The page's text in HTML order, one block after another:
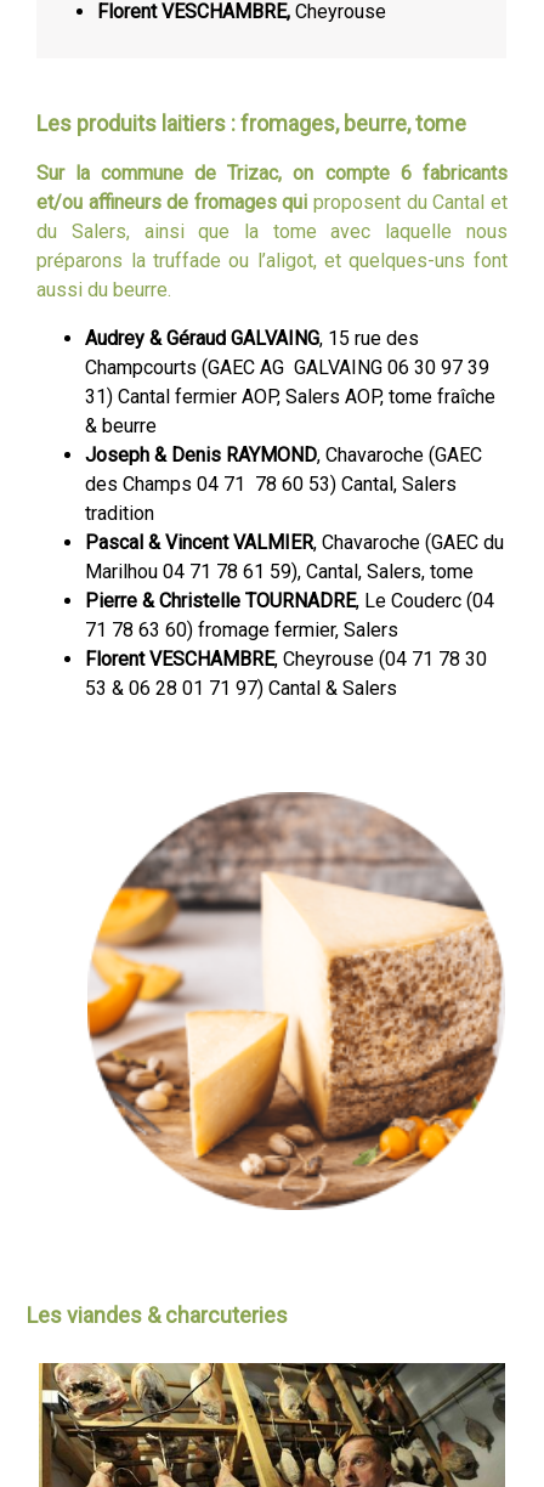
Florent VESCHAMBRE, Cheyrouse
Les produits laitiers : fromages, beurre, tome
Sur la commune de Trizac, on compte 6 fabricants
et/ou affineurs de fromages qui proposent du Cantal et
du Salers, ainsi que la tome avec laquelle nous
préparons la truffade ou l’aligot, et quelques-uns font
aussi du beurre.
Audrey & Géraud GALVAING, 15 rue des
Champcourts (GAEC AG GALVAING 06 30 97 39
31) Cantal fermier AOP, Salers AOP, tome fraîche
& beurre
Joseph & Denis RAYMOND, Chavaroche (GAEC
des Champs 04 71 78 60 53) Cantal, Salers
tradition
Pascal & Vincent VALMIER, Chavaroche (GAEC du
Marilhou 04 71 78 61 59), Cantal, Salers, tome
Pierre & Christelle TOURNADRE, Le Couderc (04
71 78 63 60) fromage fermier, Salers
Florent VESCHAMBRE, Cheyrouse (04 71 78 30
53 & 06 28 01 71 97) Cantal & Salers
Les viandes & charcuteries